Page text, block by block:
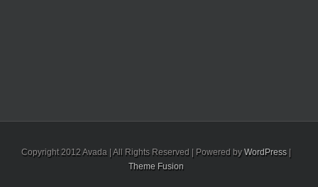
Copyright 2012 Avada | All Rights Reserved | Powered byWordPress|
Theme Fusion